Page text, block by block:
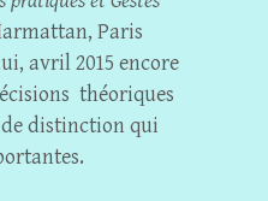
Paris
avril 2015 encore
théoriques
distinction qui